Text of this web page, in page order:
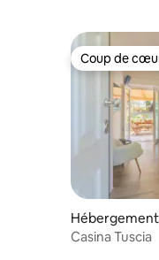
Coup de
Coup de
Hébergement
Casina Tuscia